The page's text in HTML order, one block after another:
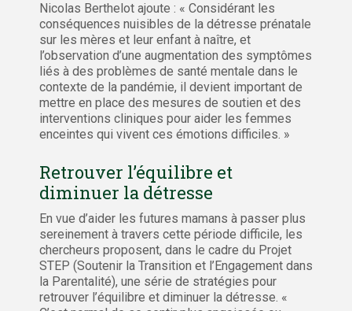
Nicolas Berthelot ajoute : « Considérant les
conséquences nuisibles de la détresse prénatale
sur les mères et leur enfant à naître, et
l’observation d’une augmentation des symptômes
liés à des problèmes de santé mentale dans le
contexte de la pandémie, il devient important de
mettre en place des mesures de soutien et des
interventions cliniques pour aider les femmes
enceintes qui vivent ces émotions difficiles. »
Retrouver l’équilibre et
diminuer la détresse
En vue d’aider les futures mamans à passer plus
sereinement à travers cette période difficile, les
chercheurs proposent, dans le cadre du Projet
STEP (Soutenir la Transition et l’Engagement dans
la Parentalité), une série de stratégies pour
retrouver l’équilibre et diminuer la détresse. «